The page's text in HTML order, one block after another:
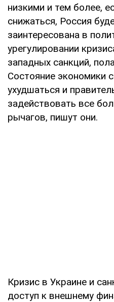
низкими и тем более,
снижаться, Россия
заинтересована в
урегулировании
западных санкций,
Состояние экономики
ухудшаться и
задействовать все
рычагов, пишут они.
Кризис в Украине и
доступ к внешнему